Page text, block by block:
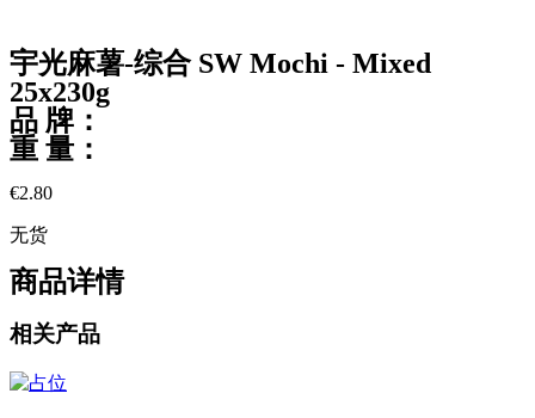
宇光麻薯-综合 SW Mochi - Mixed
25x230g
品 牌：
重 量：
€2.80
无货
商品详情
相关产品